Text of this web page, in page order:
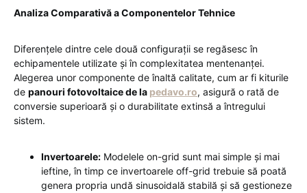
Analiza Comparativă a Componentelor Tehnice
Diferențele dintre cele două configurații se regăsesc în
echipamentele utilizate și în complexitatea mentenanței.
Alegerea unor componente de înaltă calitate, cum ar fi kiturile
de panouri fotovoltaice de la pedavo.ro, asigură o rată de
conversie superioară și o durabilitate extinsă a întregului
sistem.
Invertoarele: Modelele on-grid sunt mai simple și mai
ieftine, în timp ce invertoarele off-grid trebuie să poată
genera propria undă sinusoidală stabilă și să gestioneze